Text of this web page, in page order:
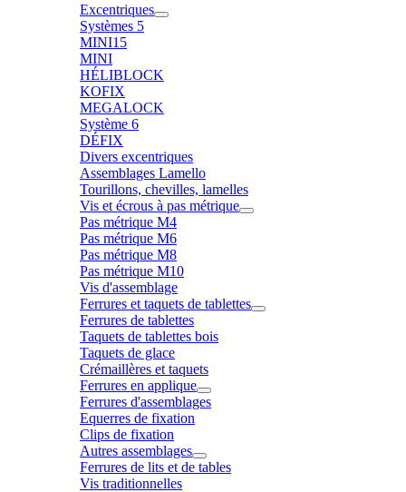
Excentriques
Systèmes 5
MINI15
MINI
HÉLIBLOCK
KOFIX
MEGALOCK
Système 6
DÉFIX
Divers excentriques
Assemblages Lamello
Tourillons, chevilles, lamelles
Vis et écrous à pas métrique
Pas métrique M4
Pas métrique M6
Pas métrique M8
Pas métrique M10
Vis d'assemblage
Ferrures et taquets de tablettes
Ferrures de tablettes
Taquets de tablettes bois
Taquets de glace
Crémaillères et taquets
Ferrures en applique
Ferrures d'assemblages
Equerres de fixation
Clips de fixation
Autres assemblages
Ferrures de lits et de tables
Vis traditionnelles